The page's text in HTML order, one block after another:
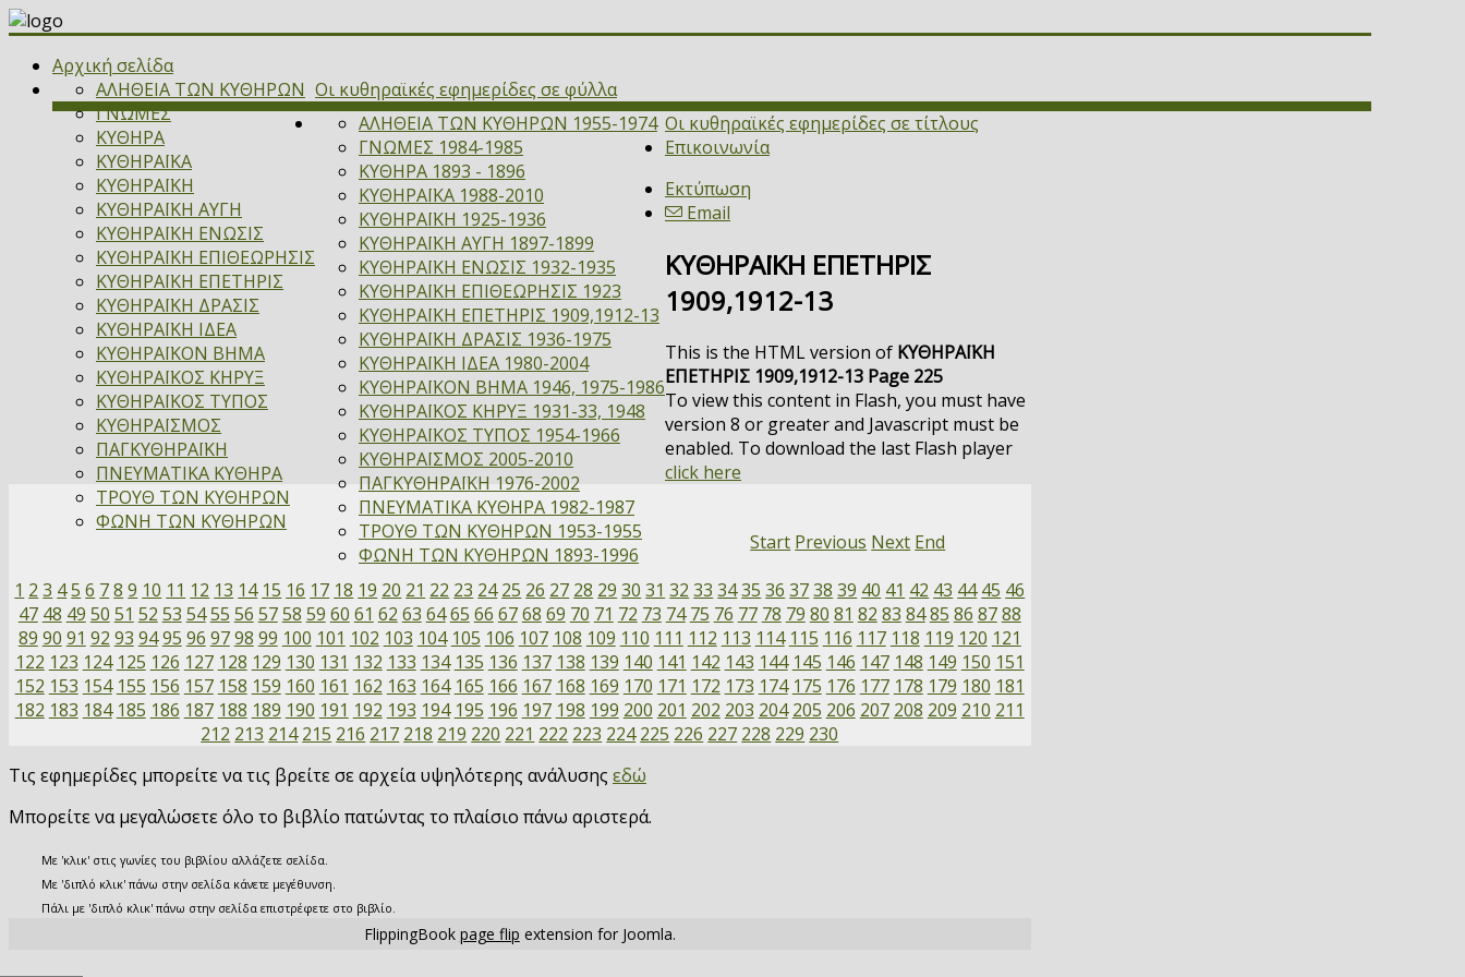
Αρχική σελίδα
Οι κυθηραϊκές εφημερίδες σε φύλλα
ΑΛΗΘΕΙΑ ΤΩΝ ΚΥΘΗΡΩΝ
ΓΝΩΜΕΣ
ΚΥΘΗΡΑ
ΚΥΘΗΡΑΪΚΑ
ΚΥΘΗΡΑΪΚΗ
ΚΥΘΗΡΑΪΚΗ ΑΥΓΗ
ΚΥΘΗΡΑΪΚΗ ΕΝΩΣΙΣ
ΚΥΘΗΡΑΪΚΗ ΕΠΙΘΕΩΡΗΣΙΣ
ΚΥΘΗΡΑΪΚΗ ΕΠΕΤΗΡΙΣ
ΚΥΘΗΡΑΪΚΗ ΔΡΑΣΙΣ
ΚΥΘΗΡΑΪΚΗ ΙΔΕΑ
ΚΥΘΗΡΑΪΚΟΝ ΒΗΜΑ
ΚΥΘΗΡΑΪΚΟΣ ΚΗΡΥΞ
ΚΥΘΗΡΑΪΚΟΣ ΤΥΠΟΣ
ΚΥΘΗΡΑΪΣΜΟΣ
ΠΑΓΚΥΘΗΡΑΪΚΗ
ΠΝΕΥΜΑΤΙΚΑ ΚΥΘΗΡΑ
ΤΡΟΥΘ ΤΩΝ ΚΥΘΗΡΩΝ
ΦΩΝΗ ΤΩΝ ΚΥΘΗΡΩΝ
Οι κυθηραϊκές εφημερίδες σε τίτλους
ΑΛΗΘΕΙΑ ΤΩΝ ΚΥΘΗΡΩΝ 1955-1974
ΓΝΩΜΕΣ 1984-1985
ΚΥΘΗΡΑ 1893 - 1896
ΚΥΘΗΡΑΪΚΑ 1988-2010
ΚΥΘΗΡΑΪΚΗ 1925-1936
ΚΥΘΗΡΑΪΚΗ ΑΥΓΗ 1897-1899
ΚΥΘΗΡΑΪΚΗ ΕΝΩΣΙΣ 1932-1935
ΚΥΘΗΡΑΪΚΗ ΕΠΙΘΕΩΡΗΣΙΣ 1923
ΚΥΘΗΡΑΪΚΗ ΕΠΕΤΗΡΙΣ 1909,1912-13
ΚΥΘΗΡΑΪΚΗ ΔΡΑΣΙΣ 1936-1975
ΚΥΘΗΡΑΪΚΗ ΙΔΕΑ 1980-2004
ΚΥΘΗΡΑΪΚΟΝ ΒΗΜΑ 1946, 1975-1986
ΚΥΘΗΡΑΪΚΟΣ ΚΗΡΥΞ 1931-33, 1948
ΚΥΘΗΡΑΪΚΟΣ ΤΥΠΟΣ 1954-1966
ΚΥΘΗΡΑΪΣΜΟΣ 2005-2010
ΠΑΓΚΥΘΗΡΑΪΚΗ 1976-2002
ΠΝΕΥΜΑΤΙΚΑ ΚΥΘΗΡΑ 1982-1987
ΤΡΟΥΘ ΤΩΝ ΚΥΘΗΡΩΝ 1953-1955
ΦΩΝΗ ΤΩΝ ΚΥΘΗΡΩΝ 1893-1996
Επικοινωνία
Εκτύπωση
Email
ΚΥΘΗΡΑΪΚΗ ΕΠΕΤΗΡΙΣ
1909,1912-13
This is the HTML version of ΚΥΘΗΡΑΪΚΗ
ΕΠΕΤΗΡΙΣ 1909,1912-13 Page 225
To view this content in Flash, you must have
version 8 or greater and Javascript must be
enabled. To download the last Flash player
click here
Start Previous Next End
1 2 3 45 6 78 9 10 11 12 13 14 15 16 17 18 19 20 21 22 23 24 25 26 27 28 29 30 31 32 33 3435 36 3738 39 40 41 42 43 44 45 46
47 48 49 50 51 52 53 5455 56 5758 59 60 61 62 63 6465 66 6768 69 70 71 72 73 74 75 76 77 78 79 80 81 82 83 8485 86 8788
89 90 91 92 93 9495 96 9798 99 100 101 102 103 104 105 106 107 108 109 110 111 112 113 114 115 116 117 118 119 120 121
122 123 124 125 126 127 128 129 130 131 132 133 134 135 136 137 138 139 140 141 142 143 144 145 146 147 148 149 150 151
152 153 154 155 156 157 158 159 160 161 162 163 164 165 166 167 168 169 170 171 172 173 174 175 176 177 178 179 180 181
182 183 184 185 186 187 188 189 190 191 192 193 194 195 196 197 198 199 200 201 202 203 204 205 206 207 208 209 210 211
212 213 214 215 216 217 218 219 220 221 222 223 224 225 226 227 228 229 230
Τις εφημερίδες μπορείτε να τις βρείτε σε αρχεία υψηλότερης ανάλυσης εδώ
Μπορείτε να μεγαλώσετε όλο το βιβλίο πατώντας το πλαίσιο πάνω αριστερά.
Με 'κλικ' στις γωνίες του βιβλίου αλλάζετε σελίδα.
Με 'διπλό κλικ' πάνω στην σελίδα κάνετε μεγέθυνση.
Πάλι με 'διπλό κλικ' πάνω στην σελίδα επιστρέφετε στο βιβλίο.
FlippingBook page flip extension for Joomla.